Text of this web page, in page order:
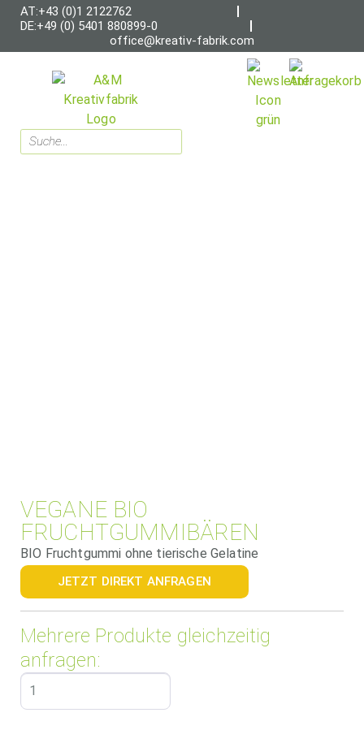
AT:+43 (0)1 2122762
DE:+49 (0) 5401 880899-0
office@kreativ-fabrik.com
VEGANE BIO
FRUCHTGUMMIBÄREN
BIO Fruchtgummi ohne tierische Gelatine
JETZT DIREKT ANFRAGEN
Mehrere Produkte gleichzeitig
anfragen: